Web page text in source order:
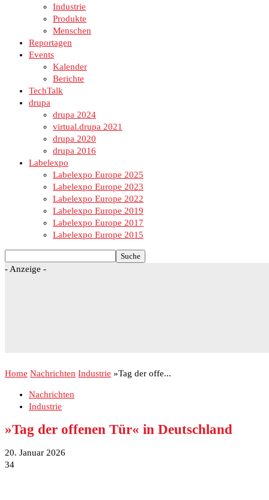
Industrie
Produkte
Menschen
Reportagen
Events
Kalender
Berichte
TechTalk
drupa
drupa 2024
virtual.drupa 2021
drupa 2020
drupa 2016
Labelexpo
Labelexpo Europe 2025
Labelexpo Europe 2023
Labelexpo Europe 2022
Labelexpo Europe 2019
Labelexpo Europe 2017
Labelexpo Europe 2015
- Anzeige -
Home Nachrichten Industrie »Tag der offe...
Nachrichten
Industrie
»Tag der offenen Tür« in Deutschland
20. Januar 2026
34